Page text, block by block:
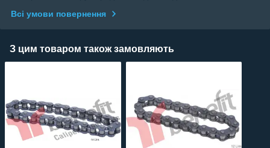
Всі умови повернення
З цим товаром також замовляють